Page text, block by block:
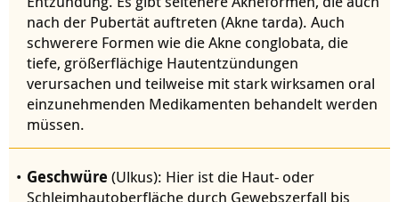
nach der Pubertät auftreten (Akne tarda). Auch
schwerere Formen wie die Akne conglobata, die
tiefe, größerflächige Hautentzündungen
verursachen und teilweise mit stark wirksamen oral
einzunehmenden Medikamenten behandelt werden
müssen.
Geschwüre (Ulkus): Hier ist die Haut- oder
Schleimhautoberfläche durch Gewebszerfall bis